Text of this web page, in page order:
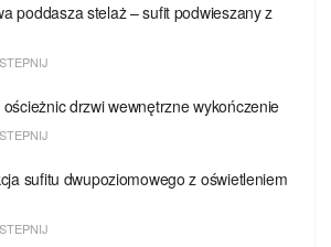
poddasza stelaż – sufit podwieszany z
drzwi wewnętrzne wykończenie
sufitu dwupoziomowego z oświetleniem